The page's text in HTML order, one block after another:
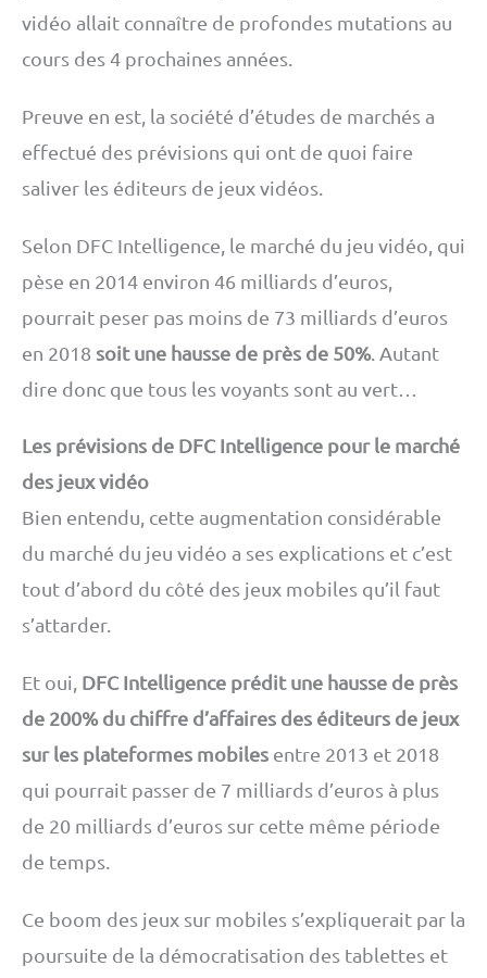
vidéo allait connaître de profondes mutations au
cours des 4 prochaines années.
Preuve en est, la société d’études de marchés a
effectué des prévisions qui ont de quoi faire
saliver les éditeurs de jeux vidéos.
Selon DFC Intelligence, le marché du jeu vidéo, qui
pèse en 2014 environ 46 milliards d’euros,
pourrait peser pas moins de 73 milliards d’euros
en 2018 soit une hausse de près de 50%. Autant
dire donc que tous les voyants sont au vert…
Les prévisions de DFC Intelligence pour le marché
des jeux vidéo
Bien entendu, cette augmentation considérable
du marché du jeu vidéo a ses explications et c’est
tout d’abord du côté des jeux mobiles qu’il faut
s’attarder.
Et oui, DFC Intelligence prédit une hausse de près
de 200% du chiffre d’affaires des éditeurs de jeux
sur les plateformes mobiles entre 2013 et 2018
qui pourrait passer de 7 milliards d’euros à plus
de 20 milliards d’euros sur cette même période
de temps.
Ce boom des jeux sur mobiles s’expliquerait par la
poursuite de la démocratisation des tablettes et